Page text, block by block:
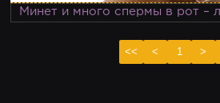
<< < 1 >